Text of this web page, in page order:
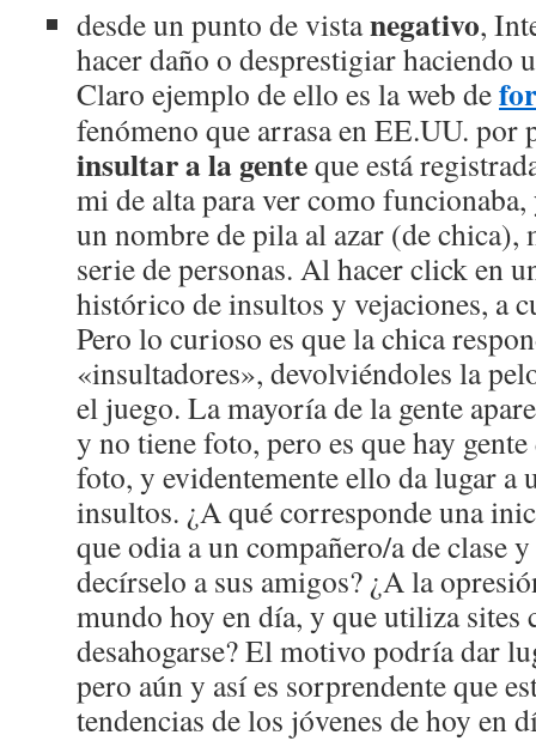
desde un punto de vistanegativo,
hacer daño o desprestigiar haciendo
Claro ejemplo de ello es la web de
fenómeno que arrasa en EE.UU.
insultar a la genteque está
mi de alta para ver como funcionaba,
un nombre de pila al azar (de chica),
serie de personas. Al hacer click en
histórico de insultos y vejaciones, a
Pero lo curioso es que la chica
«insultadores», devolviéndoles la
el juego. La mayoría de la gente
y no tiene foto, pero es que hay
foto, y evidentemente ello da lugar a
insultos. ¿A qué corresponde una
que odia a un compañero/a de clase
decírselo a sus amigos? ¿A la
mundo hoy en día, y que utiliza sites
desahogarse? El motivo podría dar
pero aún y así es sorprendente que
tendencias de los jóvenes de hoy en